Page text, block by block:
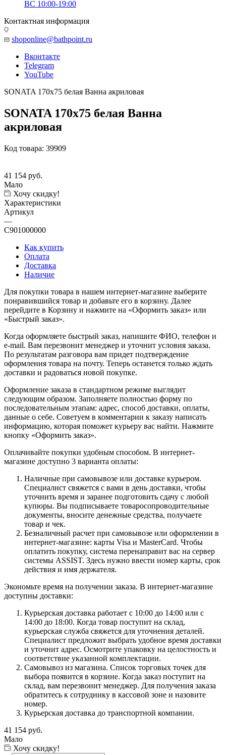
ВС 10:00-19:00
Контактная информация
shoponline@bathpoint.ru
Вконтакте
Telegram
YouTube
SONATA 170x75 белая Ванна акриловая
SONATA 170x75 белая Ванна
акриловая
Код товара: 39909
41 154 руб.
Мало
Хочу скидку!
Характеристики
Артикул
—
C901000000
Как купить
Оплата
Доставка
Наличие
Для покупки товара в нашем интернет-магазине выберите
понравившийся товар и добавьте его в корзину. Далее
перейдите в Корзину и нажмите на «Оформить заказ» или
«Быстрый заказ».
Когда оформляете быстрый заказ, напишите ФИО, телефон и
e-mail. Вам перезвонит менеджер и уточнит условия заказа.
По результатам разговора вам придет подтверждение
оформления товара на почту. Теперь останется только ждать
доставки и радоваться новой покупке.
Оформление заказа в стандартном режиме выглядит
следующим образом. Заполняете полностью форму по
последовательным этапам: адрес, способ доставки, оплаты,
данные о себе. Советуем в комментарии к заказу написать
информацию, которая поможет курьеру вас найти. Нажмите
кнопку «Оформить заказ».
Оплачивайте покупки удобным способом. В интернет-
магазине доступно 3 варианта оплаты:
Наличные при самовывозе или доставке курьером.
Специалист свяжется с вами в день доставки, чтобы
уточнить время и заранее подготовить сдачу с любой
купюры. Вы подписываете товаросопроводительные
документы, вносите денежные средства, получаете
товар и чек.
Безналичный расчет при самовывозе или оформлении в
интернет-магазине: карты Visa и MasterCard. Чтобы
оплатить покупку, система перенаправит вас на сервер
системы ASSIST. Здесь нужно ввести номер карты, срок
действия и имя держателя.
Экономьте время на получении заказа. В интернет-магазине
доступны доставки:
Курьерская доставка работает с 10:00 до 14:00 или с
14:00 до 18:00. Когда товар поступит на склад,
курьерская служба свяжется для уточнения деталей.
Специалист предложит выбрать удобное время доставки
и уточнит адрес. Осмотрите упаковку на целостность и
соответствие указанной комплектации.
Самовывоз из магазина. Список торговых точек для
выбора появится в корзине. Когда заказ поступит на
склад, вам перезвонит менеджер. Для получения заказа
обратитесь к сотруднику в кассовой зоне и назовите
номер.
Курьерская доставка до транспортной компании.
41 154 руб.
Мало
Хочу скидку!